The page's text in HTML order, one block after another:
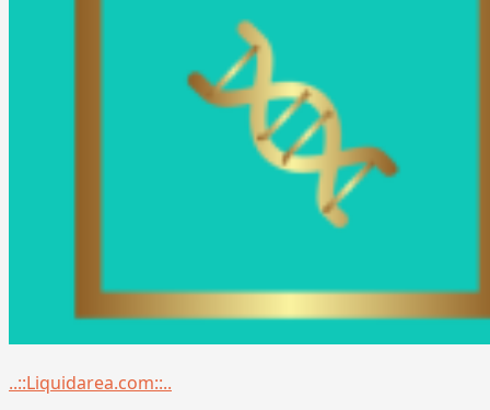
Menu
..::Liquidarea.com::..